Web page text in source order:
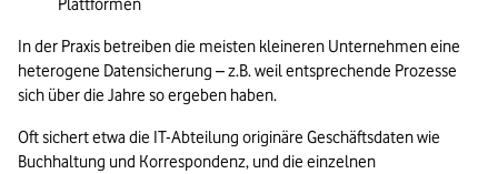
Plattformen
In der Praxis betreiben die meisten kleineren Unternehmen eine
heterogene Datensicherung – z.B. weil entsprechende Prozesse
sich über die Jahre so ergeben haben.
Oft sichert etwa die IT-Abteilung originäre Geschäftsdaten wie
Buchhaltung und Korrespondenz, und die einzelnen